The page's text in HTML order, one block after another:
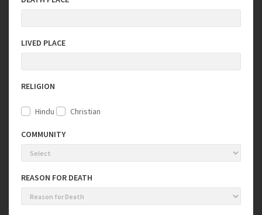
LIVED PLACE
RELIGION
Hindu Christian
COMMUNITY
REASON FOR DEATH